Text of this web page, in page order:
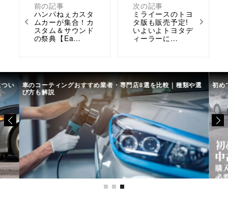
前の記事
ハンパねぇカスタ
ムカーが集合！カ
スタム＆サウンド
の祭典【Ea…
次の記事
ミライースのトヨ
タ版も販売予定!
いよいよトヨタデ
ィーラーに…
い 車のコーティングおすすめ業者・専門店8選を比較｜種類や選
び方も解説
初め